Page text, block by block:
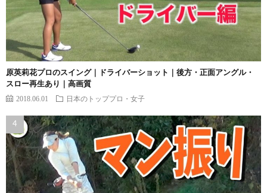
原英莉花プロのスイング｜ドライバーショット｜後方・正面アングル・
スロー再生あり｜高画質
2018.06.01 日本のトッププロ・女子